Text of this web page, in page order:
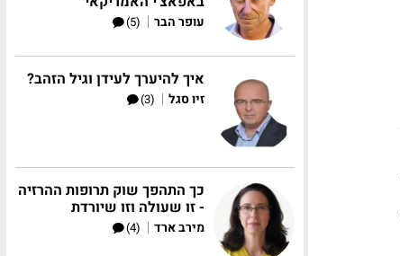
עופר הבר |
(5)
איך להיערך לעידן וגיל הזהב?
זיו סגל |
(3)
כך התהפך שוק תרופות ההרזיה
- זו שעולה וזו שיורדת
מירב ארד |
(4)